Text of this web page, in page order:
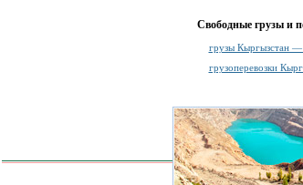
Свободные грузы и
грузы Кыргызстан —
грузоперевозки